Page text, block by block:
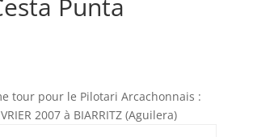
Punta
tour pour le Pilotari Arcachonnais :
2007 à BIARRITZ (Aguilera)